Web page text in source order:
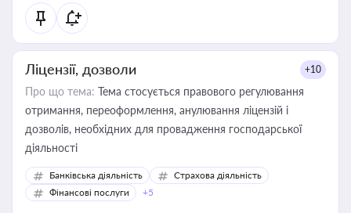
Ліцензії, дозволи +10
Про що тема: Тема стосується правового регулювання
отримання, переоформлення, анулювання ліцензій і
дозволів, необхідних для провадження господарської
діяльності
Банківська діяльність
Страхова діяльність
Фінансові послуги
+5